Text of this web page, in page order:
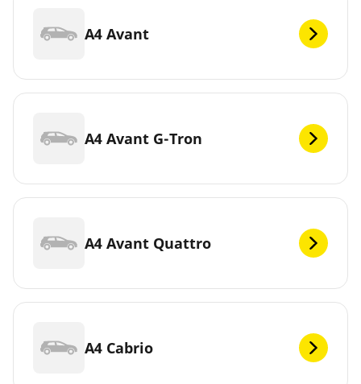
A4 Avant
A4 Avant G-Tron
A4 Avant Quattro
A4 Cabrio